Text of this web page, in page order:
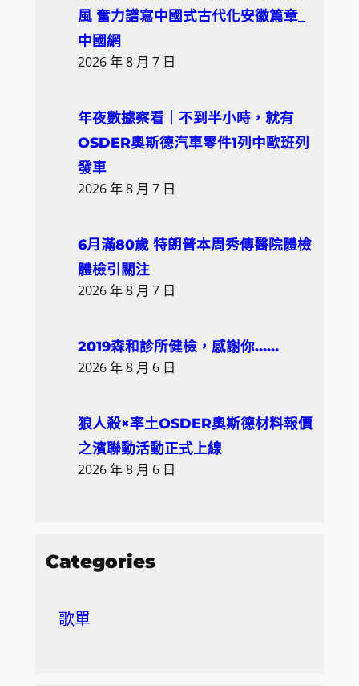
風 奮力譜寫中國式古代化安徽篇章_
中國網
2026 年 8 月 7 日
年夜數據察看｜不到半小時，就有
OSDER奧斯德汽車零件1列中歐班列
發車
2026 年 8 月 7 日
6月滿80歲 特朗普本周秀傳醫院體檢
體檢引關注
2026 年 8 月 7 日
2019森和診所健檢，感謝你……
2026 年 8 月 6 日
狼人殺×率土OSDER奧斯德材料報價
之濱聯動活動正式上線
2026 年 8 月 6 日
Categories
歌單